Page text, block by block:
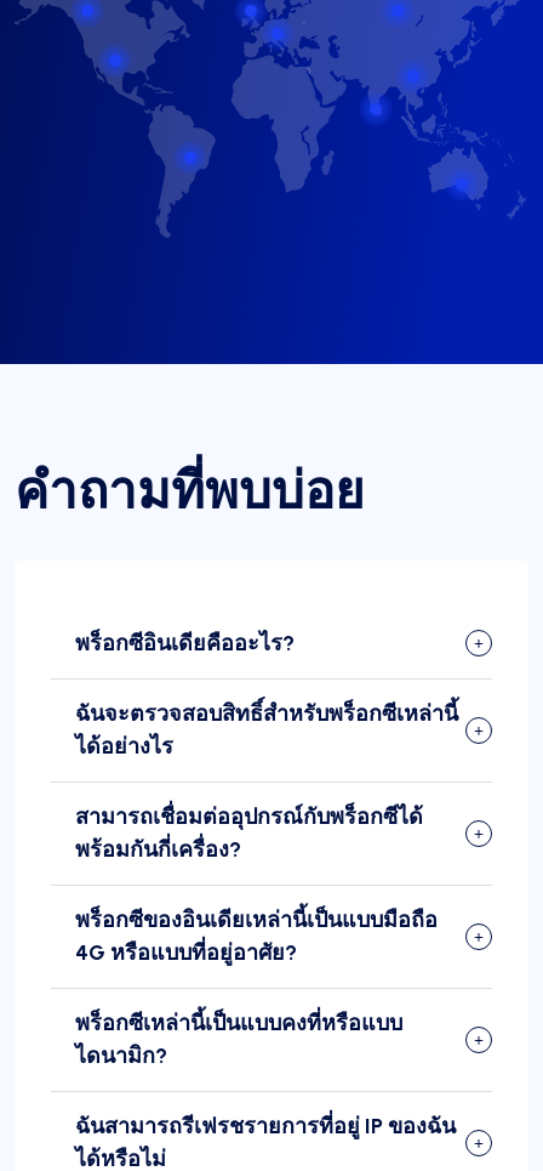
คำถามที่พบบ่อย
พร็อกซีอินเดียคืออะไร?
ฉันจะตรวจสอบสิทธิ์สำหรับพร็อกซีเหล่านี้
ได้อย่างไร
สามารถเชื่อมต่ออุปกรณ์กับพร็อกซีได้
พร้อมกันกี่เครื่อง?
พร็อกซีของอินเดียเหล่านี้เป็นแบบมือถือ
4G หรือแบบที่อยู่อาศัย?
พร็อกซีเหล่านี้เป็นแบบคงที่หรือแบบ
ไดนามิก?
ฉันสามารถรีเฟรชรายการที่อยู่ IP ของฉัน
ได้หรือไม่